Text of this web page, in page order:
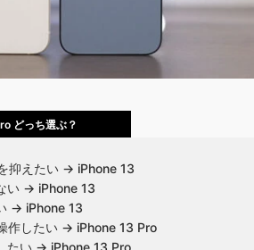
どっち選ぶ？
抑えたい → iPhone 13
い → iPhone 13
→ iPhone 13
作したい → iPhone 13 Pro
たい → iPhone 13 Pro